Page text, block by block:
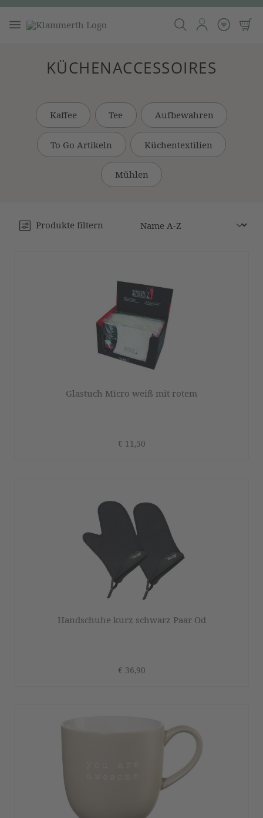
KÜCHENACCESSOIRES
Kaffee Tee Aufbewahren
To Go Artikeln Küchentextilien
Mühlen
Produkte filtern
Glastuch Micro weiß mit rotem
€ 11,50
Handschuhe kurz schwarz Paar Od
€ 36,90